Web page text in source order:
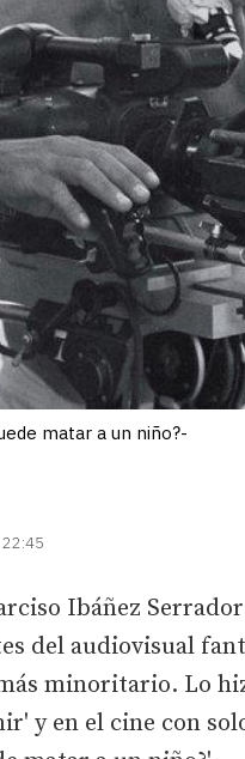
matar a un niño?-
Ibáñez
del audiovisual
minoritario. Lo
y en el cine con